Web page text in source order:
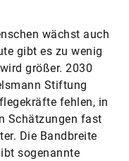
wächst auch
gibt es zu wenig
größer. 2030
Stiftung
fehlen, in
Schätzungen fast
Die Bandbreite
sogenannte